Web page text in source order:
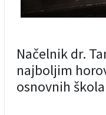
Načelnik dr.
najboljim
osnovnih škola